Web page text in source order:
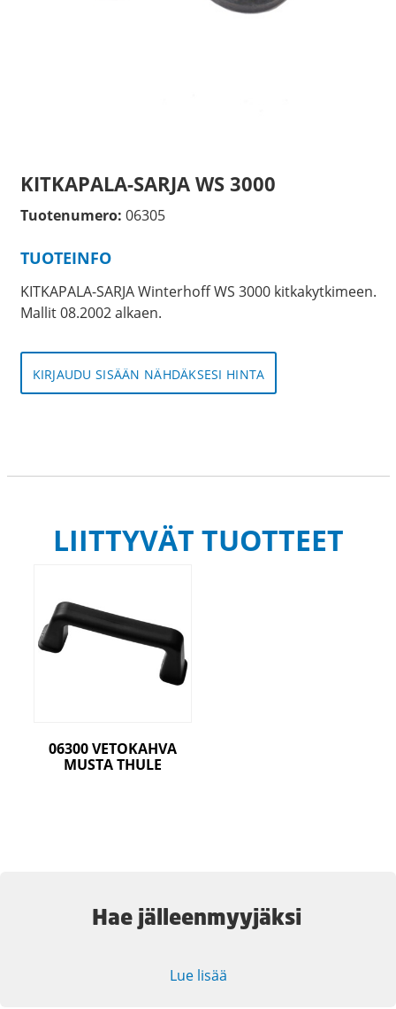
KITKAPALA-SARJA WS 3000
Tuotenumero: 06305
TUOTEINFO
KITKAPALA-SARJA Winterhoff WS 3000 kitkakytkimeen.
Mallit 08.2002 alkaen.
KIRJAUDU SISÄÄN NÄHDÄKSESI HINTA
LIITTYVÄT TUOTTEET
06300 VETOKAHVA
MUSTA THULE
Hae jälleenmyyjäksi
Lue lisää